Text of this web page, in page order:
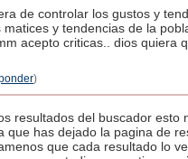
de controlar los gustos y
y tendencias de la
acepto criticas.. dios quiera
)
resultados del buscador
has dejado la pagina de
que cada resultado lo